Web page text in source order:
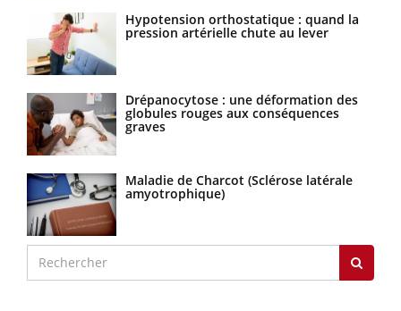
Hypotension orthostatique : quand la
pression artérielle chute au lever
Drépanocytose : une déformation des
globules rouges aux conséquences
graves
Maladie de Charcot (Sclérose latérale
amyotrophique)